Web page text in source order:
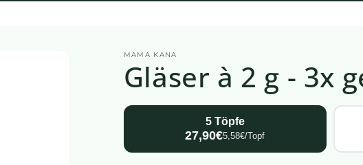
MAMA KANA
Gläser à 2 g - 3x
5 Töpfe
27,90€5,58€/Topf